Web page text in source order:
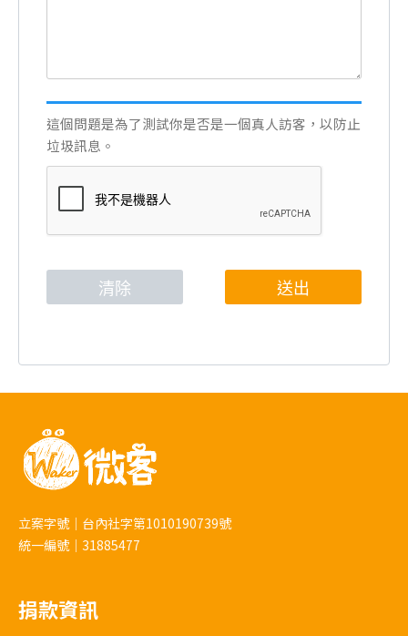
這個問題是為了測試你是否是一個真人訪客，以防止
垃圾訊息。
立案字號｜台內社字第1010190739號
統一編號｜31885477
捐款資訊